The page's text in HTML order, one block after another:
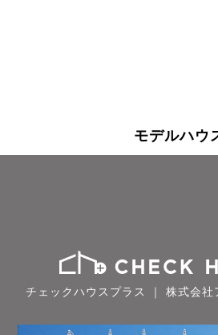
モデルハウ
チェックハウスプラス ｜ 株式会社